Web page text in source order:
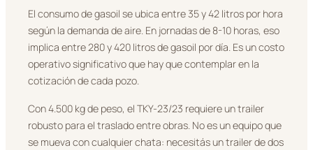
El consumo de gasoil se ubica entre 35 y 42 litros por hora
según la demanda de aire. En jornadas de 8-10 horas, eso
implica entre 280 y 420 litros de gasoil por día. Es un costo
operativo significativo que hay que contemplar en la
cotización de cada pozo.
Con 4.500 kg de peso, el TKY-23/23 requiere un trailer
robusto para el traslado entre obras. No es un equipo que
se mueva con cualquier chata: necesitás un trailer de dos